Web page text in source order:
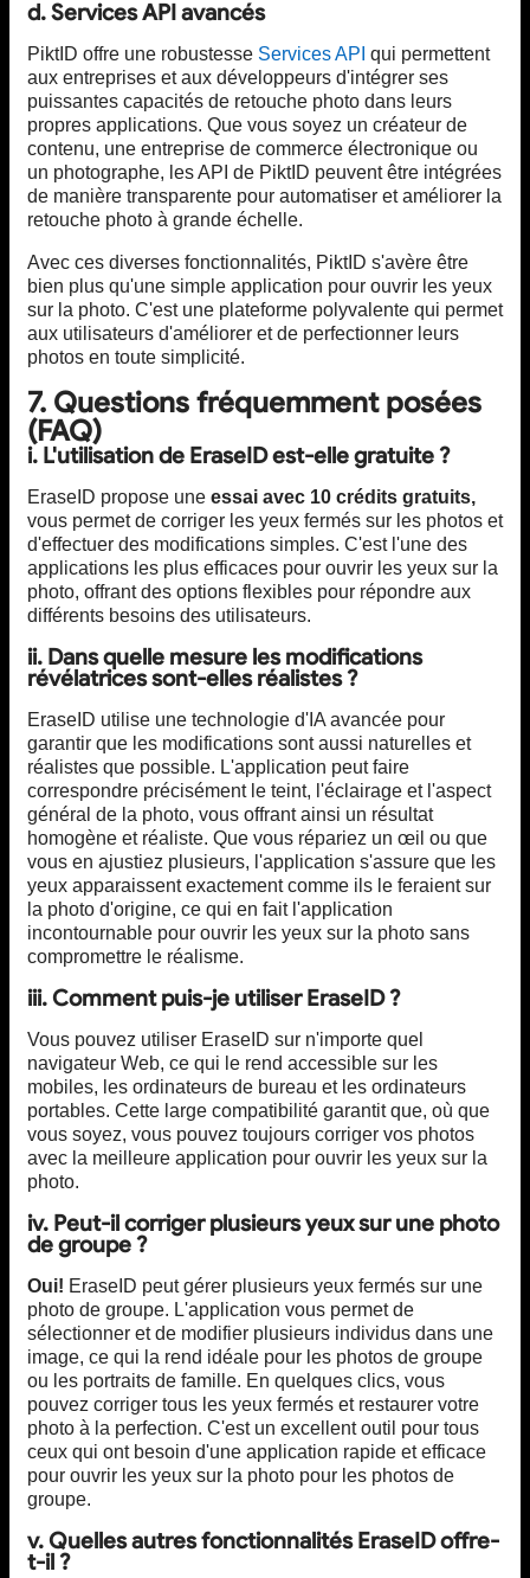
d. Services API avancés
PiktID offre une robustesse Services API qui permettent
aux entreprises et aux développeurs d'intégrer ses
puissantes capacités de retouche photo dans leurs
propres applications. Que vous soyez un créateur de
contenu, une entreprise de commerce électronique ou
un photographe, les API de PiktID peuvent être intégrées
de manière transparente pour automatiser et améliorer la
retouche photo à grande échelle.
Avec ces diverses fonctionnalités, PiktID s'avère être
bien plus qu'une simple application pour ouvrir les yeux
sur la photo. C'est une plateforme polyvalente qui permet
aux utilisateurs d'améliorer et de perfectionner leurs
photos en toute simplicité.
7. Questions fréquemment posées
(FAQ)
i. L'utilisation de EraseID est-elle gratuite ?
EraseID propose une essai avec 10 crédits gratuits,
vous permet de corriger les yeux fermés sur les photos et
d'effectuer des modifications simples. C'est l'une des
applications les plus efficaces pour ouvrir les yeux sur la
photo, offrant des options flexibles pour répondre aux
différents besoins des utilisateurs.
ii. Dans quelle mesure les modifications
révélatrices sont-elles réalistes ?
EraseID utilise une technologie d'IA avancée pour
garantir que les modifications sont aussi naturelles et
réalistes que possible. L'application peut faire
correspondre précisément le teint, l'éclairage et l'aspect
général de la photo, vous offrant ainsi un résultat
homogène et réaliste. Que vous répariez un œil ou que
vous en ajustiez plusieurs, l'application s'assure que les
yeux apparaissent exactement comme ils le feraient sur
la photo d'origine, ce qui en fait l'application
incontournable pour ouvrir les yeux sur la photo sans
compromettre le réalisme.
iii. Comment puis-je utiliser EraseID ?
Vous pouvez utiliser EraseID sur n'importe quel
navigateur Web, ce qui le rend accessible sur les
mobiles, les ordinateurs de bureau et les ordinateurs
portables. Cette large compatibilité garantit que, où que
vous soyez, vous pouvez toujours corriger vos photos
avec la meilleure application pour ouvrir les yeux sur la
photo.
iv. Peut-il corriger plusieurs yeux sur une photo
de groupe ?
Oui! EraseID peut gérer plusieurs yeux fermés sur une
photo de groupe. L'application vous permet de
sélectionner et de modifier plusieurs individus dans une
image, ce qui la rend idéale pour les photos de groupe
ou les portraits de famille. En quelques clics, vous
pouvez corriger tous les yeux fermés et restaurer votre
photo à la perfection. C'est un excellent outil pour tous
ceux qui ont besoin d'une application rapide et efficace
pour ouvrir les yeux sur la photo pour les photos de
groupe.
v. Quelles autres fonctionnalités EraseID offre-
t-il ?